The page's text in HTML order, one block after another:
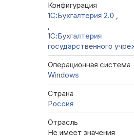
Конфигурация
1С:Бухгалтерия 2.0 ,
,
1С:Бухгалтерия
государственного
Операционная система
Windows
Страна
Россия
Отрасль
Не имеет значения